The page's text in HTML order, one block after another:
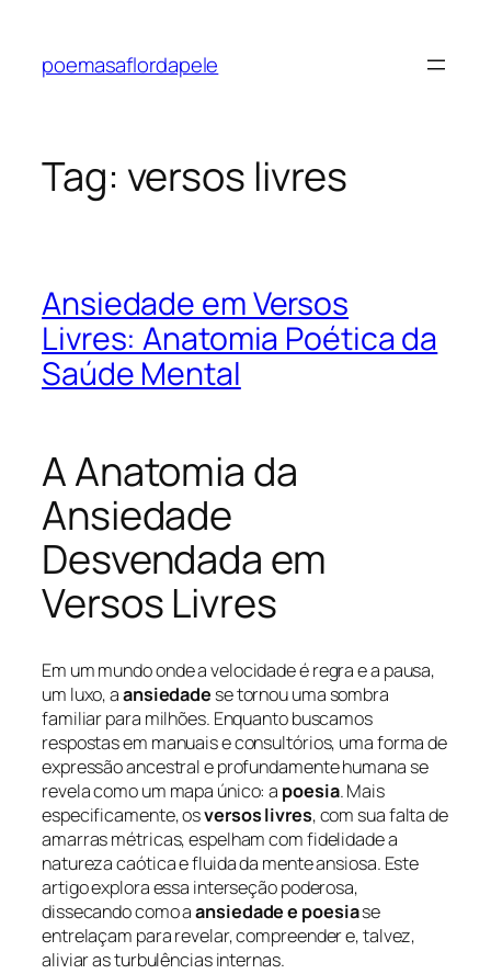
poemasaflordapele
Tag: versos livres
Ansiedade em Versos
Livres: Anatomia Poética da
Saúde Mental
A Anatomia da
Ansiedade
Desvendada em
Versos Livres
Em um mundo onde a velocidade é regra e a pausa,
um luxo, aansiedade se tornou uma sombra
familiar para milhões. Enquanto buscamos
respostas em manuais e consultórios, uma forma de
expressão ancestral e profundamente humana se
revela como um mapa único: a poesia. Mais
especificamente, osversos livres, com sua falta de
amarras métricas, espelham com fidelidade a
natureza caótica e fluida da mente ansiosa. Este
artigo explora essa interseção poderosa,
dissecando como aansiedade e poesiase
entrelaçam para revelar, compreender e, talvez,
aliviar as turbulências internas.